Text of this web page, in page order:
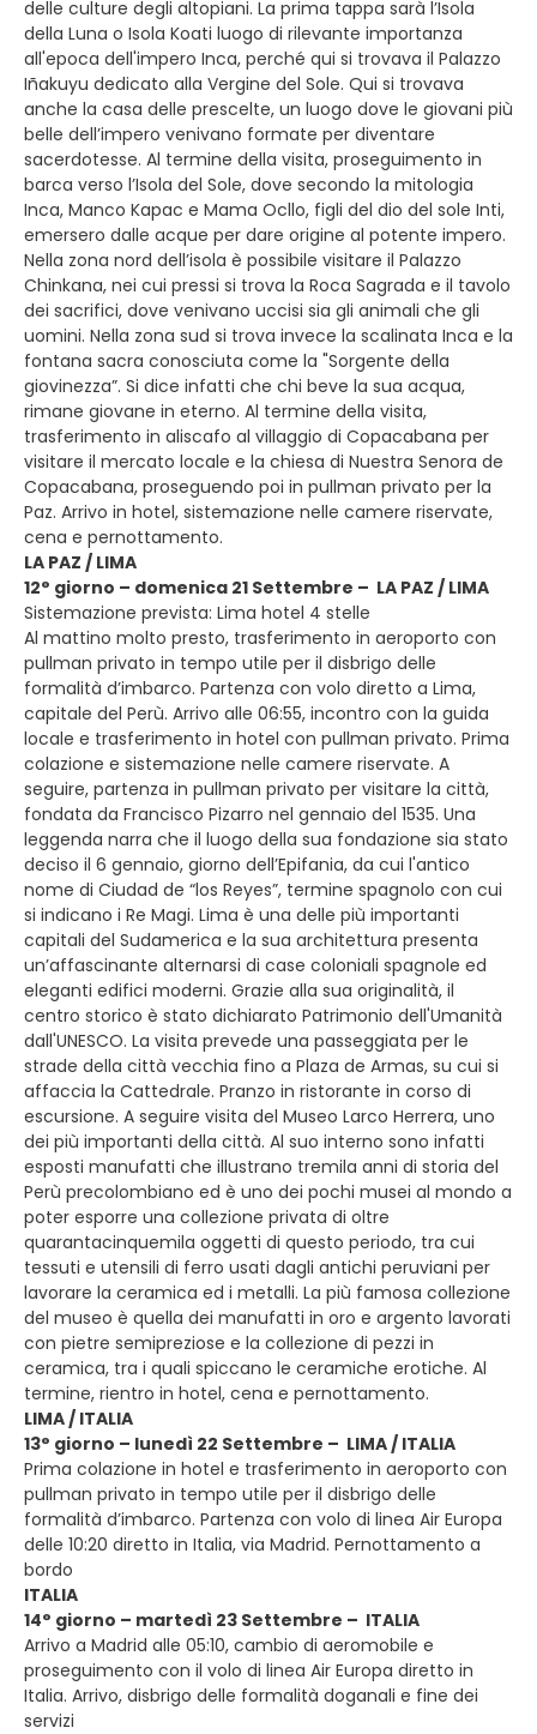
delle culture degli altopiani. La prima tappa sarà l’Isola
della Luna o Isola Koati luogo di rilevante importanza
all'epoca dell'impero Inca, perché qui si trovava il Palazzo
Iñakuyu dedicato alla Vergine del Sole. Qui si trovava
anche la casa delle prescelte, un luogo dove le giovani più
belle dell’impero venivano formate per diventare
sacerdotesse. Al termine della visita, proseguimento in
barca verso l’Isola del Sole, dove secondo la mitologia
Inca, Manco Kapac e Mama Ocllo, figli del dio del sole Inti,
emersero dalle acque per dare origine al potente impero.
Nella zona nord dell’isola è possibile visitare il Palazzo
Chinkana, nei cui pressi si trova la Roca Sagrada e il tavolo
dei sacrifici, dove venivano uccisi sia gli animali che gli
uomini. Nella zona sud si trova invece la scalinata Inca e la
fontana sacra conosciuta come la "Sorgente della
giovinezza”. Si dice infatti che chi beve la sua acqua,
rimane giovane in eterno. Al termine della visita,
trasferimento in aliscafo al villaggio di Copacabana per
visitare il mercato locale e la chiesa di Nuestra Senora de
Copacabana, proseguendo poi in pullman privato per la
Paz. Arrivo in hotel, sistemazione nelle camere riservate,
cena e pernottamento.
LA PAZ / LIMA
12° giorno – domenica 21 Settembre – LA PAZ / LIMA
Sistemazione prevista: Lima hotel 4 stelle
Al mattino molto presto, trasferimento in aeroporto con
pullman privato in tempo utile per il disbrigo delle
formalità d’imbarco. Partenza con volo diretto a Lima,
capitale del Perù. Arrivo alle 06:55, incontro con la guida
locale e trasferimento in hotel con pullman privato. Prima
colazione e sistemazione nelle camere riservate. A
seguire, partenza in pullman privato per visitare la città,
fondata da Francisco Pizarro nel gennaio del 1535. Una
leggenda narra che il luogo della sua fondazione sia stato
deciso il 6 gennaio, giorno dell’Epifania, da cui l'antico
nome di Ciudad de “los Reyes”, termine spagnolo con cui
si indicano i Re Magi. Lima è una delle più importanti
capitali del Sudamerica e la sua architettura presenta
un’affascinante alternarsi di case coloniali spagnole ed
eleganti edifici moderni. Grazie alla sua originalità, il
centro storico è stato dichiarato Patrimonio dell'Umanità
dall'UNESCO. La visita prevede una passeggiata per le
strade della città vecchia fino a Plaza de Armas, su cui si
affaccia la Cattedrale. Pranzo in ristorante in corso di
escursione. A seguire visita del Museo Larco Herrera, uno
dei più importanti della città. Al suo interno sono infatti
esposti manufatti che illustrano tremila anni di storia del
Perù precolombiano ed è uno dei pochi musei al mondo a
poter esporre una collezione privata di oltre
quarantacinquemila oggetti di questo periodo, tra cui
tessuti e utensili di ferro usati dagli antichi peruviani per
lavorare la ceramica ed i metalli. La più famosa collezione
del museo è quella dei manufatti in oro e argento lavorati
con pietre semipreziose e la collezione di pezzi in
ceramica, tra i quali spiccano le ceramiche erotiche. Al
termine, rientro in hotel, cena e pernottamento.
LIMA / ITALIA
13° giorno – lunedì 22 Settembre – LIMA / ITALIA
Prima colazione in hotel e trasferimento in aeroporto con
pullman privato in tempo utile per il disbrigo delle
formalità d’imbarco. Partenza con volo di linea Air Europa
delle 10:20 diretto in Italia, via Madrid. Pernottamento a
bordo
ITALIA
14° giorno – martedì 23 Settembre – ITALIA
Arrivo a Madrid alle 05:10, cambio di aeromobile e
proseguimento con il volo di linea Air Europa diretto in
Italia. Arrivo, disbrigo delle formalità doganali e fine dei
servizi